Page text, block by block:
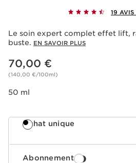
19 AVIS
Le soin expert complet effet lift,
buste. EN SAVOIR PLUS
Nouveau prix 70,00 €
70,00 €
(140,00 €/100ml)
50 ml
Achat unique
Abonnement